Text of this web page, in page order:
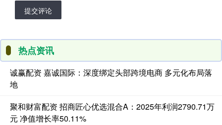
提交评论
热点资讯
诚赢配资 嘉诚国际：深度绑定头部跨境电商 多元化布局落
地
聚和财富配资 招商匠心优选混合A：2025年利润2790.71万
元 净值增长率50.11%